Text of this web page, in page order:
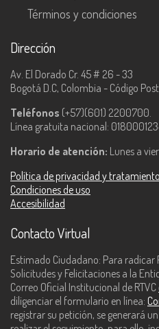
Términos y condiciones
Dirección
Av. El Dorado Cr. 45 # 26 - 33
Bogotá D.C, Colombia - Código
Teléfonos (+57)(601) 2200700.
Línea gratuita nacional:
Horario de atención: Lunes a
Política de privacidad y
Condiciones de uso
Accesibilidad
Contacto Virtual
Estimado Ciudadano: Para radicar
Solicitudes y Felicitaciones a la
Correo Oficial Institucional de RTVC
diligenciar el formulario en línea:
registrar su petición, se generará